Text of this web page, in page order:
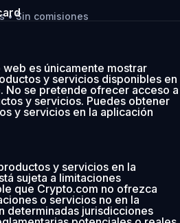
• Sin comisiones
los primeros 30 días
es únicamente mostrar
y servicios disponibles en
No se pretende ofrecer acceso a
y servicios. Puedes obtener
y servicios en la aplicación
y servicios en la
sujeta a limitaciones
que Crypto.com no ofrezca
o servicios no en la
determinadas jurisdicciones